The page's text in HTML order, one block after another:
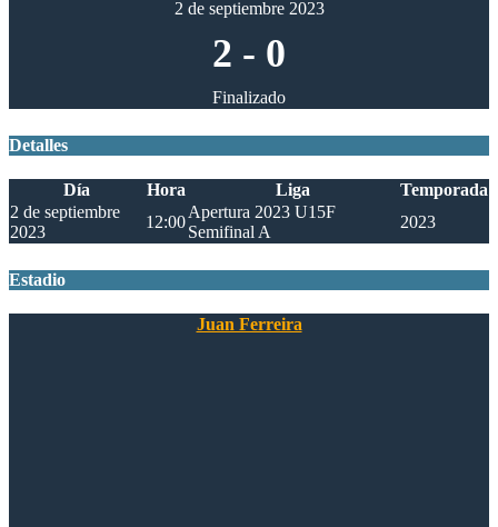
2 de septiembre 2023
2 - 0
Finalizado
Detalles
Día Hora Liga
Temporada
2 de septiembre
2023
12:00
Apertura 2023 U15F
Semifinal A
2023
Estadio
Juan Ferreira